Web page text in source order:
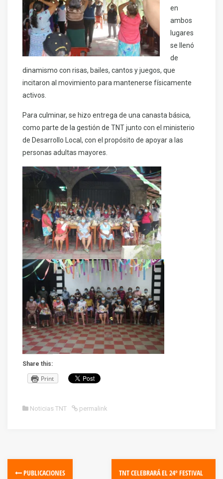
en
ambos
lugares
se llenó
de
dinamismo con risas, bailes, cantos y juegos, que
incitaron al movimiento para mantenerse físicamente
activos.
Para culminar, se hizo entrega de una canasta básica,
como parte de la gestión de TNT junto con el ministerio
de Desarrollo Local, con el propósito de apoyar a las
personas adultas mayores.
Share this:
Print
Noticias TNT permalink
PUBLICACIONES TNT CELEBRARÁ EL 24º FESTIVAL